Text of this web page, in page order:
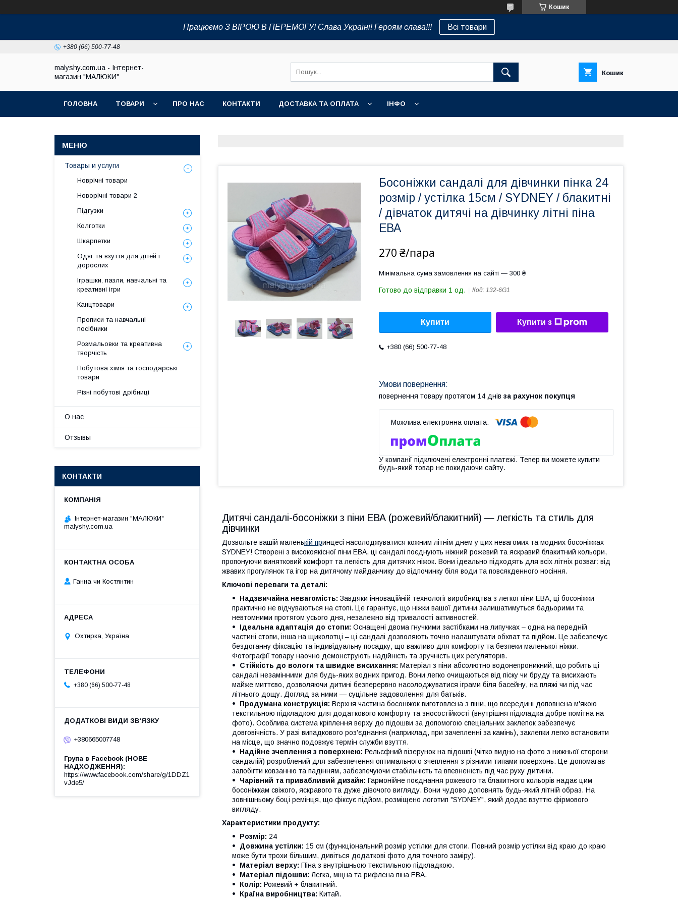
Кошик
Працюємо З ВІРОЮ В ПЕРЕМОГУ! Слава Україні! Героям слава!!! Всі товари
+380 (66) 500-77-48
malyshy.com.ua - Інтернет-
магазин "МАЛЮКИ"
Кошик
ГОЛОВНА ТОВАРИ ПРО НАС КОНТАКТИ ДОСТАВКА ТА ОПЛАТА ІНФО
Босоніжки сандалі для дівчинки пінка 24
розмір / устілка 15см / SYDNEY / блакитні
/ дівчаток дитячі на дівчинку літні піна
ЕВА
270 ₴/пара
Мінімальна сума замовлення на сайті — 300 ₴
Готово до відправки 1 од. Код: 132-6G1
Купити Купити з
+380 (66) 500-77-48
повернення товару протягом 14 днів за рахунок покупця
У компанії підключені електронні платежі. Тепер ви можете купити
будь-який товар не покидаючи сайту.
Дитячі сандалі-босоніжки з піни ЕВА (рожевий/блакитний) — легкість та стиль для
дівчинки
Дозвольте вашій маленькій принцесі насолоджуватися кожним літнім днем у цих невагомих та модних босоніжках
SYDNEY! Створені з високоякісної піни ЕВА, ці сандалі поєднують ніжний рожевий та яскравий блакитний кольори,
пропонуючи винятковий комфорт та легкість для дитячих ніжок. Вони ідеально підходять для всіх літніх розваг: від
жвавих прогулянок та ігор на дитячому майданчику до відпочинку біля води та повсякденного носіння.
Ключові переваги та деталі:
Надзвичайна невагомість: Завдяки інноваційній технології виробництва з легкої піни ЕВА, ці босоніжки
практично не відчуваються на стопі. Це гарантує, що ніжки вашої дитини залишатимуться бадьорими та
невтомними протягом усього дня, незалежно від тривалості активностей.
Ідеальна адаптація до стопи: Оснащені двома гнучкими застібками на липучках – одна на передній
частині стопи, інша на щиколотці – ці сандалі дозволяють точно налаштувати обхват та підйом. Це забезпечує
бездоганну фіксацію та індивідуальну посадку, що важливо для комфорту та безпеки маленької ніжки.
Фотографії товару наочно демонструють надійність та зручність цих регуляторів.
Стійкість до вологи та швидке висихання: Матеріал з піни абсолютно водонепроникний, що робить ці
сандалі незамінними для будь-яких водних пригод. Вони легко очищаються від піску чи бруду та висихають
майже миттєво, дозволяючи дитині безперервно насолоджуватися іграми біля басейну, на пляжі чи під час
літнього дощу. Догляд за ними — суцільне задоволення для батьків.
Продумана конструкція: Верхня частина босоніжок виготовлена з піни, що всередині доповнена м'якою
текстильною підкладкою для додаткового комфорту та зносостійкості (внутрішня підкладка добре помітна на
фото). Особлива система кріплення верху до підошви за допомогою спеціальних заклепок забезпечує
довговічність. У разі випадкового роз'єднання (наприклад, при зачепленні за камінь), заклепки легко встановити
на місце, що значно подовжує термін служби взуття.
Надійне зчеплення з поверхнею: Рельєфний візерунок на підошві (чітко видно на фото з нижньої сторони
сандалій) розроблений для забезпечення оптимального зчеплення з різними типами поверхонь. Це допомагає
запобігти ковзанню та падінням, забезпечуючи стабільність та впевненість під час руху дитини.
Чарівний та привабливий дизайн: Гармонійне поєднання рожевого та блакитного кольорів надає цим
босоніжкам свіжого, яскравого та дуже дівочого вигляду. Вони чудово доповнять будь-який літній образ. На
зовнішньому боці ремінця, що фіксує підйом, розміщено логотип "SYDNEY", який додає взуттю фірмового
вигляду.
Характеристики продукту:
Розмір: 24
Довжина устілки: 15 см (функціональний розмір устілки для стопи. Повний розмір устілки від краю до краю
може бути трохи більшим, дивіться додаткові фото для точного заміру).
Матеріал верху: Піна з внутрішньою текстильною підкладкою.
Матеріал підошви: Легка, міцна та рифлена піна ЕВА.
Колір: Рожевий + блакитний.
Країна виробництва: Китай.
Товары и услуги
Новрічні товари
Новорічні товари 2
Підгузки
Колготки
Шкарпетки
Одяг та взуття для дітей і
дорослих
Іграшки, пазли, навчальні та
креативні ігри
Канцтовари
Прописи та навчальні
посібники
Розмальовки та креативна
творчість
Побутова хімія та господарські
товари
Різні побутові дрібниці
О нас
Отзывы
КОНТАКТИ
Інтернет-магазин "МАЛЮКИ"
malyshy.com.ua
Ганна чи Костянтин
Охтирка, Україна
+380 (66) 500-77-48
+380665007748
Група в Facebook (НОВЕ
НАДХОДЖЕННЯ)
https://www.facebook.com/share/g/1DDZ1
vJde5/